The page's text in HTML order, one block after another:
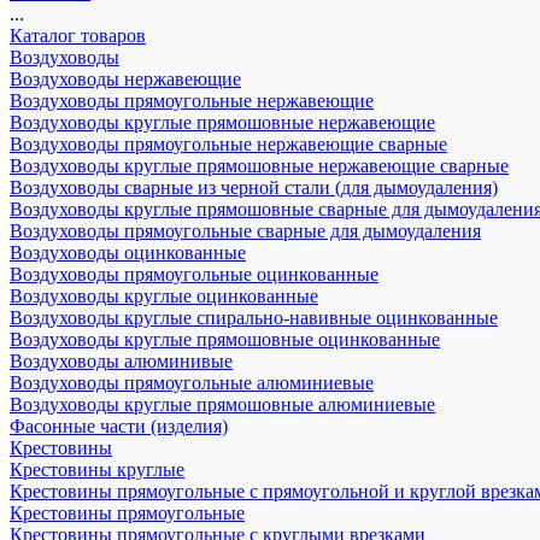
...
Каталог товаров
Воздуховоды
Воздуховоды нержавеющие
Воздуховоды прямоугольные нержавеющие
Воздуховоды круглые прямошовные нержавеющие
Воздуховоды прямоугольные нержавеющие сварные
Воздуховоды круглые прямошовные нержавеющие сварные
Воздуховоды сварные из черной стали (для дымоудаления)
Воздуховоды круглые прямошовные сварные для
Воздуховоды прямоугольные сварные для дымоудаления
Воздуховоды оцинкованные
Воздуховоды прямоугольные оцинкованные
Воздуховоды круглые оцинкованные
Воздуховоды круглые спирально-навивные оцинкованные
Воздуховоды круглые прямошовные оцинкованные
Воздуховоды алюминивые
Воздуховоды прямоугольные алюминиевые
Воздуховоды круглые прямошовные алюминиевые
Фасонные части (изделия)
Крестовины
Крестовины круглые
Крестовины прямоугольные с прямоугольной и круглой
Крестовины прямоугольные
Крестовины прямоугольные с круглыми врезками